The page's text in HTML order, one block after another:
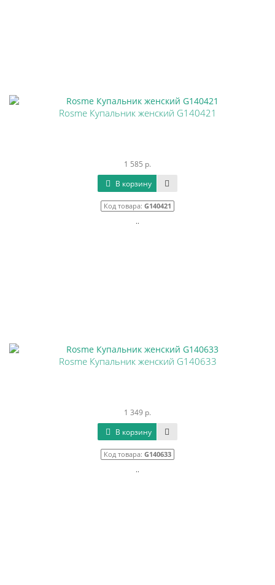
Rosme Купальник женский G140421
1 585 р.
В корзину
Код товара: G140421
..
Rosme Купальник женский G140633
1 349 р.
В корзину
Код товара: G140633
..